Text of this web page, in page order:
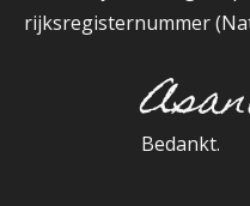
rijksregisternummer
Bedankt.